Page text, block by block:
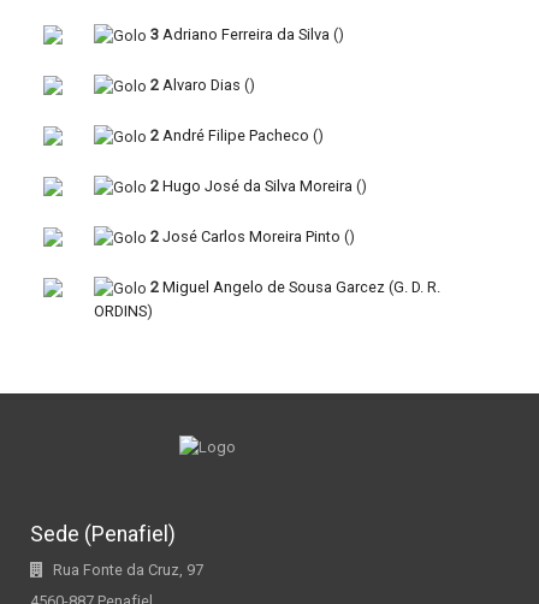
3 Adriano Ferreira da Silva ()
2 Alvaro Dias ()
2 André Filipe Pacheco ()
2 Hugo José da Silva Moreira ()
2 José Carlos Moreira Pinto ()
2 Miguel Angelo de Sousa Garcez (G. D. R.
ORDINS)
Sede (Penafiel)
Rua Fonte da Cruz, 97